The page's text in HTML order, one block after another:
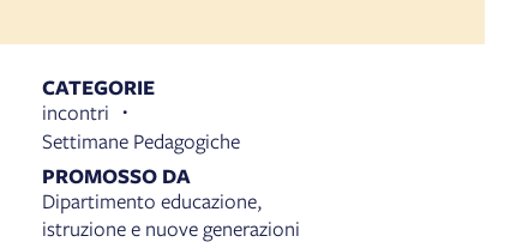
CATEGORIE
incontri
Settimane Pedagogiche
PROMOSSO DA
Dipartimento educazione,
istruzione e nuove generazioni